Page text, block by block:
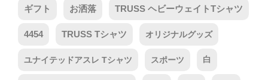
ギフト お洒落 TRUSS ヘビーウェイトTシャツ
4454 TRUSS Tシャツ オリジナルグッズ
ユナイテッドアスレ Tシャツ スポーツ 白